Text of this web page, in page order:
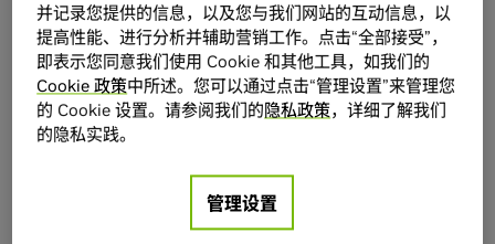
探索在建筑设计流程各阶段中助力 AECO 项目团队开
展工作的新技术进展。本系列重点介绍了即将改变各
规模公司的建筑设计与基础设施设计工作流的新解决
方案。
并记录您提供的信息，以及您与我们网站的互动信息，以
提高性能、进行分析并辅助营销工作。点击“全部接受”，
即表示您同意我们使用 Cookie 和其他工具，如我们的
Cookie 政策中所述。您可以通过点击“管理设置”来管理您
的 Cookie 设置。请参阅我们的隐私政策，详细了解我们
的隐私实践。
管理设置